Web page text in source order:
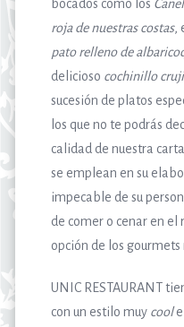
bocados como los
roja de nuestras costas,
pato relleno de
delicioso cochinillo
sucesión de platos
los que no te podrás
calidad de nuestra
se emplean en su
impecable de su
de comer o cenar en
opción de los
UNIC RESTAURANT
con un estilo muy coole